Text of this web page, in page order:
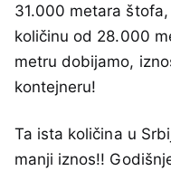
31.000 metara
količinu od 28.000
metru dobijamo,
kontejneru!
Ta ista količina u
manji iznos!!